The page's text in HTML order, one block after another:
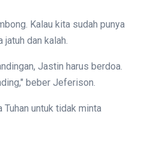
Kalau kita sudah punya
dan kalah.
Jastin harus berdoa.
beber Jeferison.
untuk tidak minta